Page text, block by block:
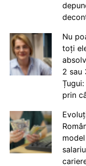
Nu
toți
2 sau
prin